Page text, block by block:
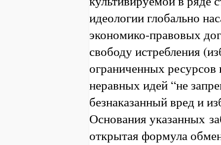
идеологии глобально
экономико-правовых
свободу истребления
ограниченных
неравных идей “не
безнаказанный вред и
Основания указанных
открытая формула